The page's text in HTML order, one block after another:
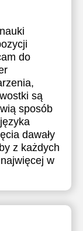
do
są
sposób
dawały
z każdych
w